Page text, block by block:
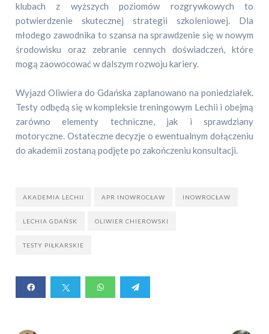
klubach z wyższych poziomów rozgrywkowych to
potwierdzenie skutecznej strategii szkoleniowej. Dla
młodego zawodnika to szansa na sprawdzenie się w nowym
środowisku oraz zebranie cennych doświadczeń, które
mogą zaowocować w dalszym rozwoju kariery.
Wyjazd Oliwiera do Gdańska zaplanowano na poniedziałek.
Testy odbędą się w kompleksie treningowym Lechii i obejmą
zarówno elementy techniczne, jak i sprawdziany
motoryczne. Ostateczne decyzje o ewentualnym dołączeniu
do akademii zostaną podjęte po zakończeniu konsultacji.
AKADEMIA LECHII APR INOWROCŁAW INOWROCŁAW
LECHIA GDAŃSK OLIWIER CHIEROWSKI
TESTY PIŁKARSKIE